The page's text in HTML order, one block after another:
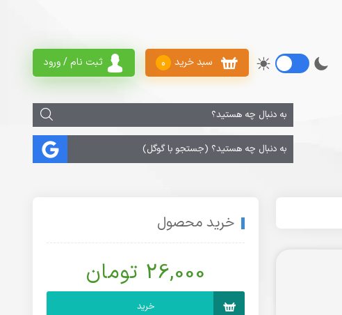
ثبت نام / ورود سبد خرید 0
خرید محصول
26,000 تومان
خرید